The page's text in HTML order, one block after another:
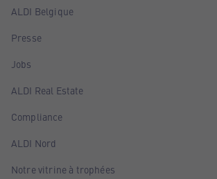
ALDI Belgique
Presse
Jobs
ALDI Real Estate
Compliance
ALDI Nord
Notre vitrine à trophées